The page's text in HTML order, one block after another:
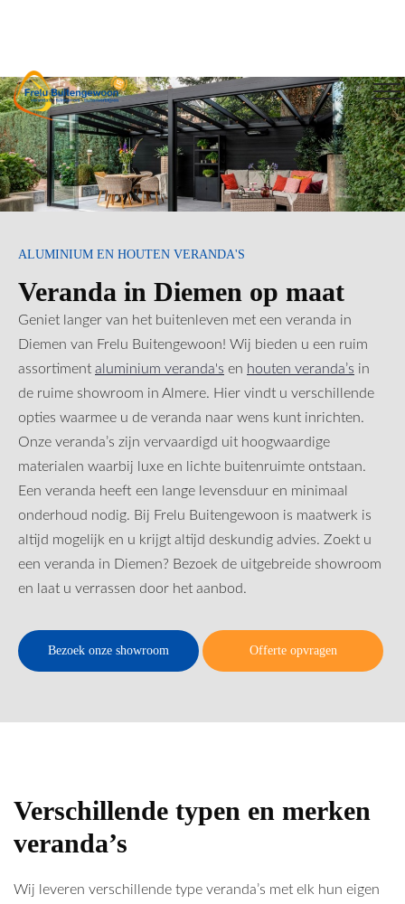
ALUMINIUM EN HOUTEN VERANDA'S
Veranda in Diemen op maat
Geniet langer van het buitenleven met een veranda in
Diemen van Frelu Buitengewoon! Wij bieden u een ruim
assortiment aluminium veranda's en houten veranda’s in
de ruime showroom in Almere. Hier vindt u verschillende
opties waarmee u de veranda naar wens kunt inrichten.
Onze veranda’s zijn vervaardigd uit hoogwaardige
materialen waarbij luxe en lichte buitenruimte ontstaan.
Een veranda heeft een lange levensduur en minimaal
onderhoud nodig. Bij Frelu Buitengewoon is maatwerk is
altijd mogelijk en u krijgt altijd deskundig advies. Zoekt u
een veranda in Diemen? Bezoek de uitgebreide showroom
en laat u verrassen door het aanbod.
Bezoek onze showroom Offerte opvragen
Verschillende typen en merken
veranda’s
Wij leveren verschillende type veranda’s met elk hun eigen